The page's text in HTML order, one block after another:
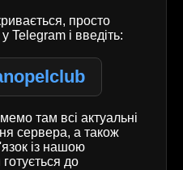
просто
Telegram і введіть:
там всі актуальні
сервера, а також
із нашою
до